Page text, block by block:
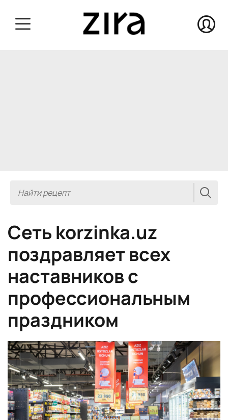
Сеть korzinka.uz
поздравляет всех
наставников с
профессиональным
праздником